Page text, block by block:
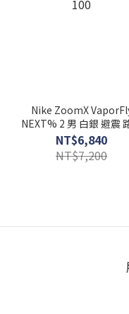
Nike ZoomX
NEXT% 2 男 白銀 避震
運動 透氣 慢跑鞋
100
NT$6,840
NT$7,200